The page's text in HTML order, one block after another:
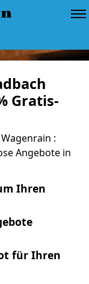
Gratis-
:
Angebote in
Ihren
für Ihren